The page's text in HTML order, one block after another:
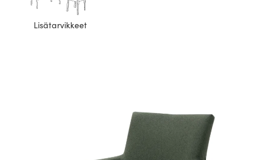
Lisätarvikkeet